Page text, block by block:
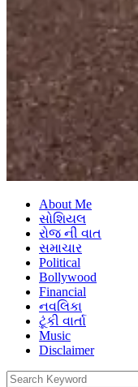
About Me
સોશિયલ
રોજ ની વાત
સમાચાર
Political
Bollywood
Financial
નવલિકા
ટૂંકી વાર્તા
Music
Disclaimer